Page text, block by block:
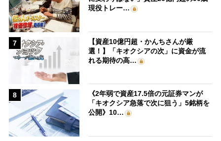
現役トレー…
7
【資産10億円超・かんちさんが厳
選！】「キオクシアの次」に資金が流
れる期待の高…
8
《2年弱で資産17.5倍の元証券マンが
「キオクシア急落で次に狙う」5銘柄を
公開》10…